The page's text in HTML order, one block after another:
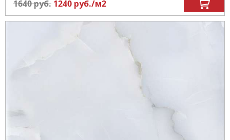
1640руб. 1240 руб./м2